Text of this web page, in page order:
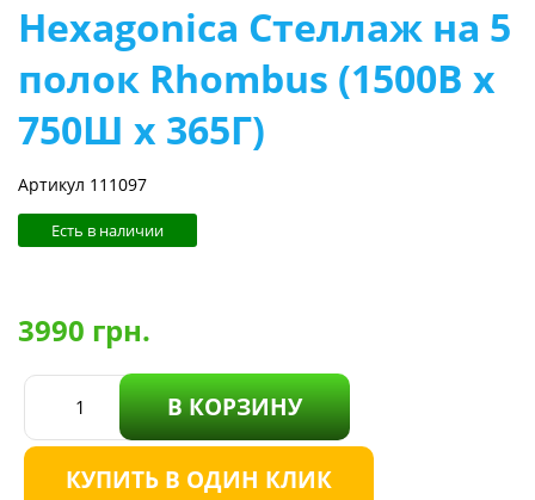
Hexagonica Стеллаж на 5
полок Rhombus (1500В х
750Ш х 365Г)
Артикул 111097
Есть в наличии
3990 грн.
В КОРЗИНУ
КУПИТЬ В ОДИН КЛИК